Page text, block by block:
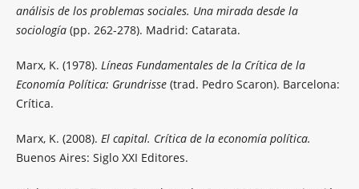
análisis de los problemas sociales. Una mirada desde la
sociología(pp. 262-278). Madrid: Catarata.
Marx, K. (1978). Líneas Fundamentales de la Crítica de la
Economía Política: Grundrisse(trad. Pedro Scaron). Barcelona:
Crítica.
Marx, K. (2008). El capital. Crítica de la economía política.
Buenos Aires: Siglo XXI Editores.